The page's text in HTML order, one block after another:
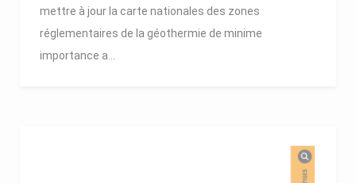
mettre à jour la carte nationales des zones
réglementaires de la géothermie de minime
importance a...